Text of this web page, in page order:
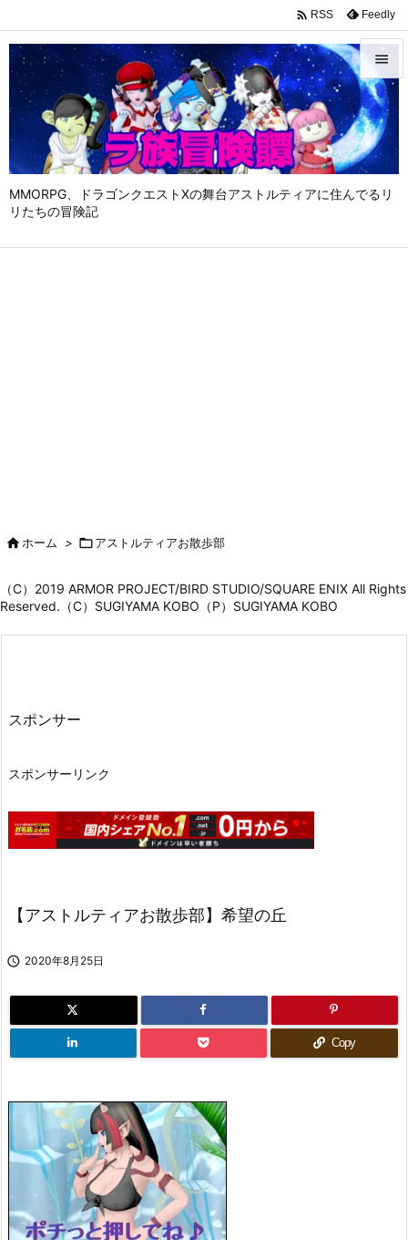
MMORPG、ドラゴンクエストⅩの舞台アストルティアに住んでるリ
リたちの冒険記


メニュ

サイド

 RSS Feedly
ホーム > アストルティアお散歩部
（C）2019 ARMOR PROJECT/BIRD STUDIO/SQUARE ENIX All Rights
Reserved.（C）SUGIYAMA KOBO（P）SUGIYAMA KOBO
スポンサー
スポンサーリンク
【アストルティアお散歩部】希望の丘
 2020年8月25日
Copy